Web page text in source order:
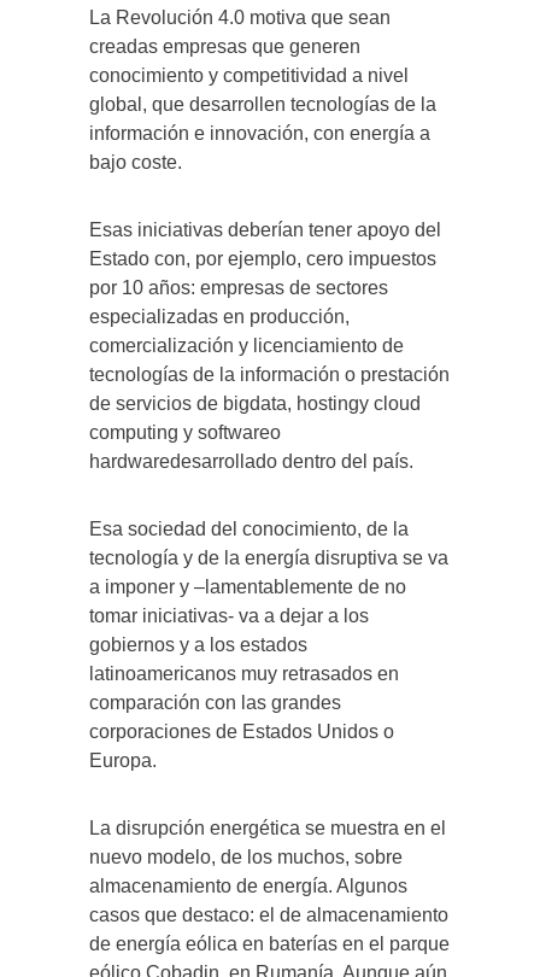
La Revolución 4.0 motiva que sean
creadas empresas que generen
conocimiento y competitividad a nivel
global, que desarrollen tecnologías de la
información e innovación, con energía a
bajo coste.
Esas iniciativas deberían tener apoyo del
Estado con, por ejemplo, cero impuestos
por 10 años: empresas de sectores
especializadas en producción,
comercialización y licenciamiento de
tecnologías de la información o prestación
de servicios de bigdata, hostingy cloud
computing y softwareo
hardwaredesarrollado dentro del país.
Esa sociedad del conocimiento, de la
tecnología y de la energía disruptiva se va
a imponer y –lamentablemente de no
tomar iniciativas- va a dejar a los
gobiernos y a los estados
latinoamericanos muy retrasados en
comparación con las grandes
corporaciones de Estados Unidos o
Europa.
La disrupción energética se muestra en el
nuevo modelo, de los muchos, sobre
almacenamiento de energía. Algunos
casos que destaco: el de almacenamiento
de energía eólica en baterías en el parque